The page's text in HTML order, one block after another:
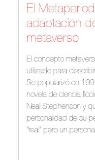
El
adaptación
metaverso
El concepto
utilizado para
Se popularizó en
novela de ciencia
Neal Stephenson y
personalidad de su
“real” pero un